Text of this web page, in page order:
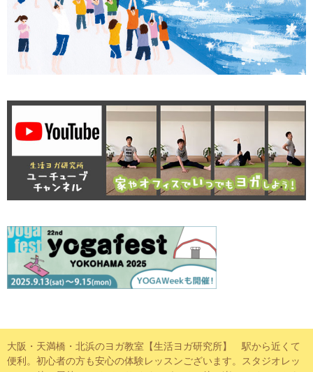
大阪・天満橋・北浜のヨガ教室【生活ヨガ研究所】 駅から近くて
便利。初心者の方も安心の体験レッスンございます。スタジオレッ